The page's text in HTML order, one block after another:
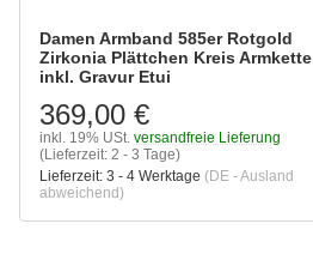
Damen Armband 585er Rotgold
Zirkonia Plättchen Kreis Armkette
inkl. Gravur Etui
369,00 €
inkl. 19% USt. versandfreie Lieferung
(Lieferzeit: 2 - 3 Tage)
Lieferzeit: 3 - 4 Werktage (DE - Ausland
abweichend)